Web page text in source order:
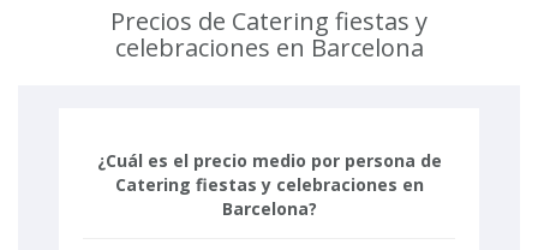
Precios de Catering fiestas y
celebraciones en Barcelona
¿Cuál es el precio medio por persona de
Catering fiestas y celebraciones en
Barcelona?